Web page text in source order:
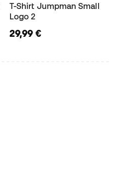
T-Shirt Jumpman Small
Logo 2
29,99 €